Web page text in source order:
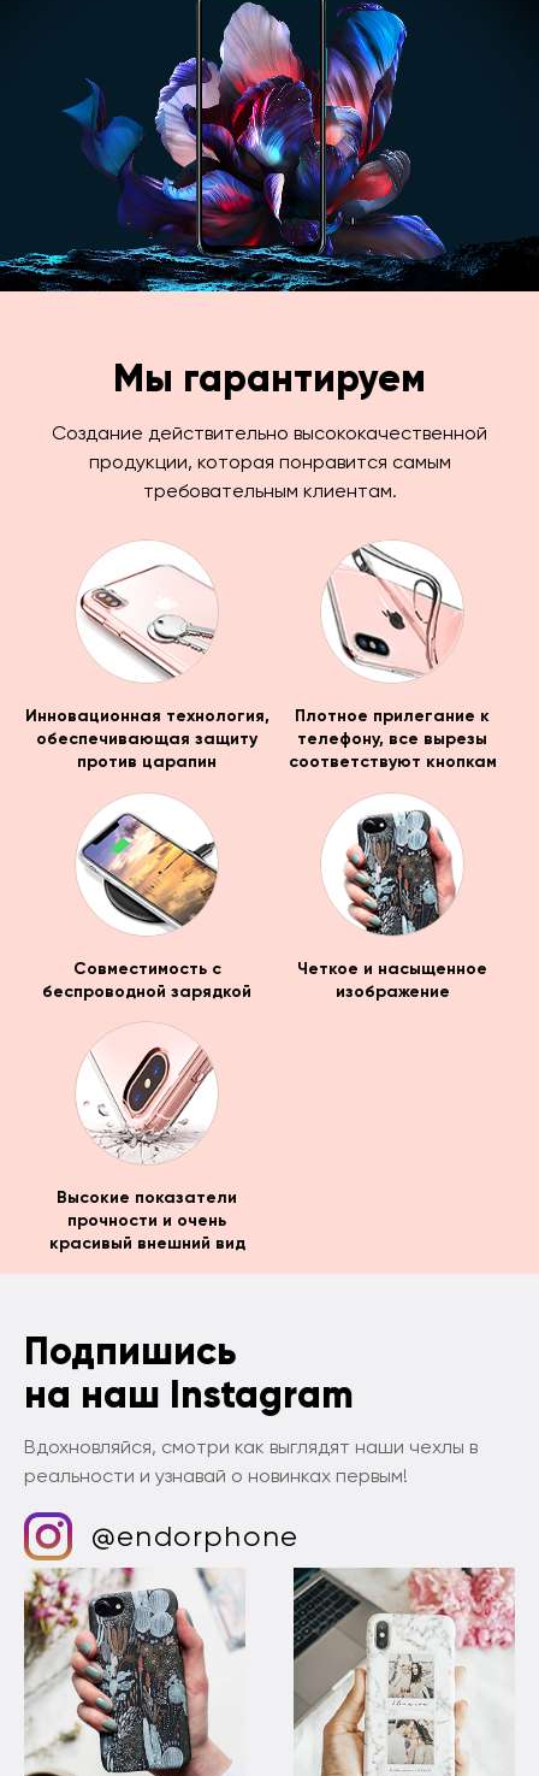
Мы гарантируем
Создание действительно высококачественной
продукции, которая понравится самым
требовательным клиентам.
Инновационная технология,
обеспечивающая защиту
против царапин
Плотное прилегание к
телефону, все вырезы
соответствуют кнопкам
Совместимость с
беспроводной зарядкой
Четкое и насыщенное
изображение
Высокие показатели
прочности и очень
красивый внешний вид
Подпишись
на наш Instagram
Вдохновляйся, смотри как выглядят наши чехлы в
реальности и узнавай о новинках первым!
@endorphone